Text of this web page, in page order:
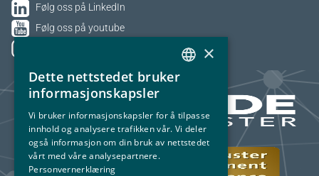
Følg oss på LinkedIn
Følg oss på youtube
NORWEGIAN
×
Dette nettstedet bruker
informasjonskapsler
Vi bruker informasjonskapsler for å tilpasse
innhold og analysere trafikken vår. Vi deler
også informasjon om din bruk av nettstedet
vårt med våre analysepartnere.
Personvernerklæring